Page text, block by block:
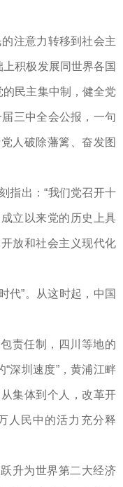
注意力转移到社会主
上积极发展同世界各国
的民主集中制，健全党
三中全会公报，一句
人破除藩篱、奋发图
指出：“我们党召开十
立以来党的历史上具
放和社会主义现代化
代”。从这时起，中国
责任制，四川等地的
“深圳速度”，黄浦江畔
集体到个人，改革开
人民中的活力充分释
升为世界第二大经济